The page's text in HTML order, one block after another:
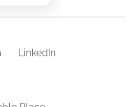
LinkedIn